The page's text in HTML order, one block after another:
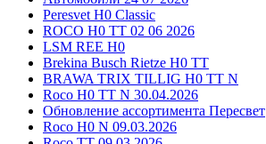
Peresvet H0 Classic
ROCO H0 TT 02 06 2026
LSM REE H0
Brekina Busch Rietze H0 TT
BRAWA TRIX TILLIG H0 TT N
Roco H0 TT N 30.04.2026
Обновление ассортимента Пересвет
Roco H0 N 09.03.2026